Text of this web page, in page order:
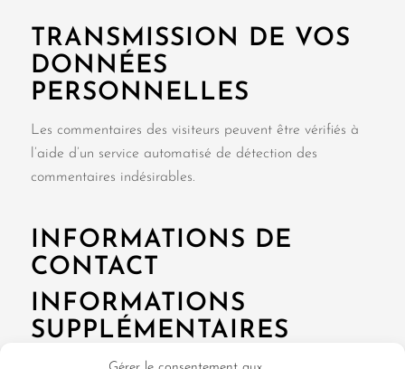
TRANSMISSION DE VOS
DONNÉES
PERSONNELLES
Les commentaires des visiteurs peuvent être vérifiés à
l’aide d’un service automatisé de détection des
commentaires indésirables.
INFORMATIONS DE
CONTACT
INFORMATIONS
SUPPLÉMENTAIRES
COMMENT NOUS PROTÉGEONS VOS